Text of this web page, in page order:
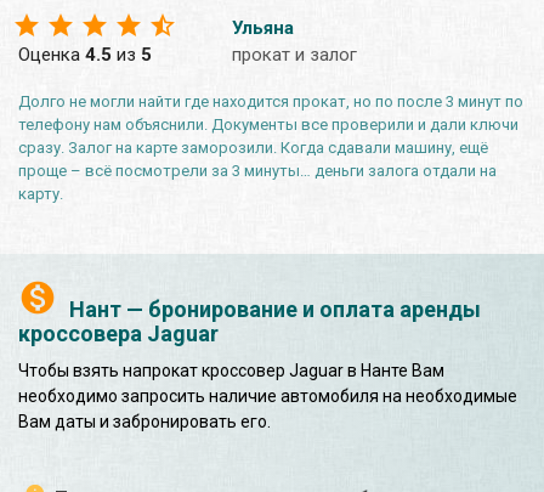
Нант — бронирование и оплата аренды
кроссовера Jaguar
Чтобы взять напрокат кроссовер Jaguar в Нанте Вам
необходимо запросить наличие автомобиля на необходимые
Вам даты и забронировать его.
Оценка 4.5 из 5
Ульяна
прокат и залог
Долго не могли найти где находится прокат, но по после 3 минут по
телефону нам объяснили. Документы все проверили и дали ключи
сразу. Залог на карте заморозили. Когда сдавали машину, ещё
проще – всё посмотрели за 3 минуты… деньги залога отдали на
карту.